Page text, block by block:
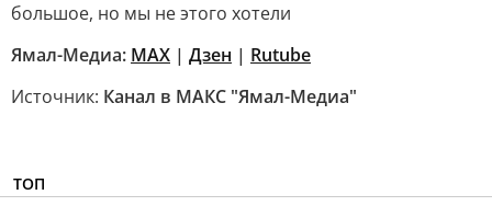
большое, но мы не этого хотели
Ямал-Медиа: MAX | Дзен | Rutube
Источник: Канал в МАКС "Ямал-Медиа"
ТОП